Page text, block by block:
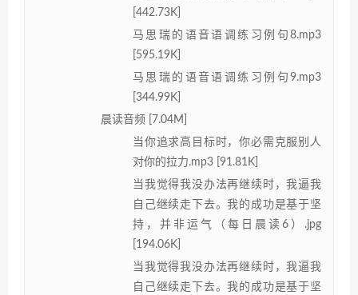
[442.73K]
马思瑞的语音语调练习例句8.mp3
[595.19K]
马思瑞的语音语调练习例句9.mp3
[344.99K]
晨读音频 [7.04M]
当你追求高目标时，你必需克服别人
对你的拉力.mp3 [91.81K]
当我觉得我没办法再继续时，我逼我
自己继续走下去。我的成功是基于坚
持，并非运气（每日晨读6）.jpg
[194.06K]
当我觉得我没办法再继续时，我逼我
自己继续走下去。我的成功是基于坚